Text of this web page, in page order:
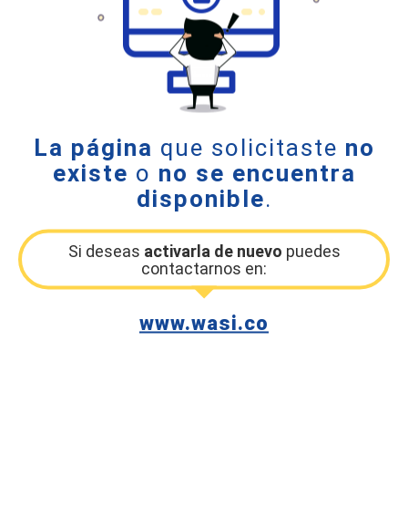
La página que solicitaste no
existe o no se encuentra
disponible.
Si deseas activarla de nuevo puedes
contactarnos en:
www.wasi.co